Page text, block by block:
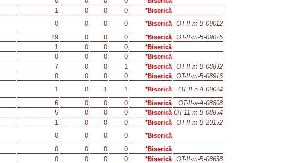
1 0 0 0
*Biserică
0 0 0 0 *Biserică OT-II-m-B-09012
29 0 0 0 *Biserică OT-II-m-B-09075
1 0 0 0
*Biserică
0 0 0 0
*Biserică
7 0 0 1 *Biserică OT-II-m-B-08832
0 0 0 0 *Biserică OT-II-m-B-08916
1 0 1 1 *Biserică
OT-II-a-A-09024
6 0 0 0 *Biserică
OT-II-a-A-08808
5 0 0 0 *Biserică OT-11-m-B-08854
1 0 0 0 *Biserică OT-II-m-B-20152
0 0 0 0
*Biserică
0 0 0 0
*Biserică
0 0 0 0 *Biserică OT-II-m-B-08638